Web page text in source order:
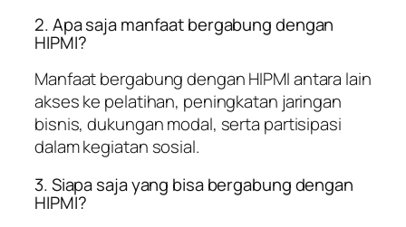
2. Apa saja manfaat bergabung dengan
HIPMI?
Manfaat bergabung dengan HIPMI antara lain
akses ke pelatihan, peningkatan jaringan
bisnis, dukungan modal, serta partisipasi
dalam kegiatan sosial.
3. Siapa saja yang bisa bergabung dengan
HIPMI?